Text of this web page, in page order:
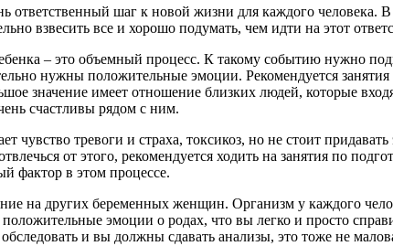
ответственный шаг к новой жизни для каждого
взвесить все и хорошо подумать, чем идти на этот
– это объемный процесс. К такому событию нужно
нужны положительные эмоции. Рекомендуется
значение имеет отношение близких людей, которые
счастливы рядом с ним.
чувство тревоги и страха, токсикоз, но не стоит
от этого, рекомендуется ходить на занятия по
фактор в этом процессе.
на других беременных женщин. Организм у каждого
эмоции о родах, что вы легко и просто
и вы должны сдавать анализы, это тоже не